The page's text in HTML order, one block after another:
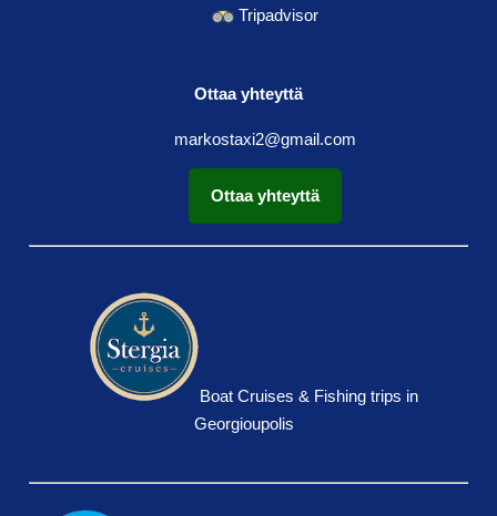
Tripadvisor
Ottaa yhteyttä
markostaxi2@gmail.com
Ottaa yhteyttä
Boat Cruises & Fishing trips in
Georgioupolis